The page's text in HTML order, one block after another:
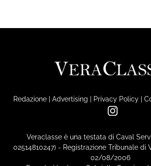
Redazione| Advertising | Privacy Policy|
Veraclasse è una testata di Caval
02514810247) - Registrazione Tribunale di
02/08/2006